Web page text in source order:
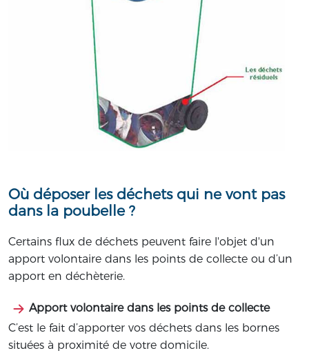
Où déposer les déchets qui ne vont pas
dans la poubelle ?
Certains flux de déchets peuvent faire l'objet d'un
apport volontaire dans les points de collecte ou d’un
apport en déchèterie.
Apport volontaire dans les points de collecte
C’est le fait d’apporter vos déchets dans les bornes
situées à proximité de votre domicile.